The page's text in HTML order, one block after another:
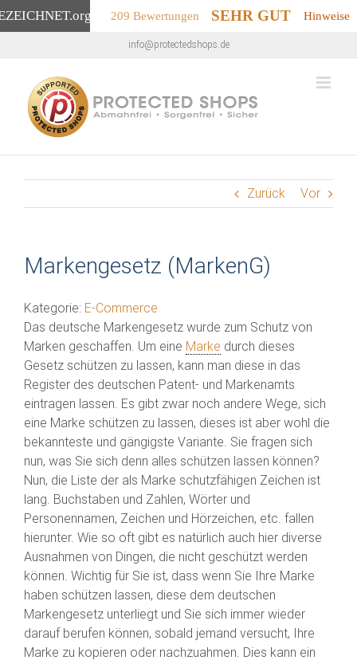
.org 209 Bewertungen SEHR GUT Hinweise
Inhalt
springen
info@protectedshops.de
Zurück Vor
Markengesetz (MarkenG)
Kategorie: E-Commerce
Das deutsche Markengesetz wurde zum Schutz von
Marken geschaffen. Um eine Marke durch dieses
Gesetz schützen zu lassen, kann man diese in das
Register des deutschen Patent- und Markenamts
eintragen lassen. Es gibt zwar noch andere Wege, sich
eine Marke schützen zu lassen, dieses ist aber wohl die
bekannteste und gängigste Variante. Sie fragen sich
nun, was Sie sich denn alles schützen lassen können?
Nun, die Liste der als Marke schutzfähigen Zeichen ist
lang. Buchstaben und Zahlen, Wörter und
Personennamen, Zeichen und Hörzeichen, etc. fallen
hierunter. Wie so oft gibt es natürlich auch hier diverse
Ausnahmen von Dingen, die nicht geschützt werden
können. Wichtig für Sie ist, dass wenn Sie Ihre Marke
haben schützen lassen, diese dem deutschen
Markengesetz unterliegt und Sie sich immer wieder
darauf berufen können, sobald jemand versucht, Ihre
Marke zu kopieren oder nachzuahmen. Dies kann ein